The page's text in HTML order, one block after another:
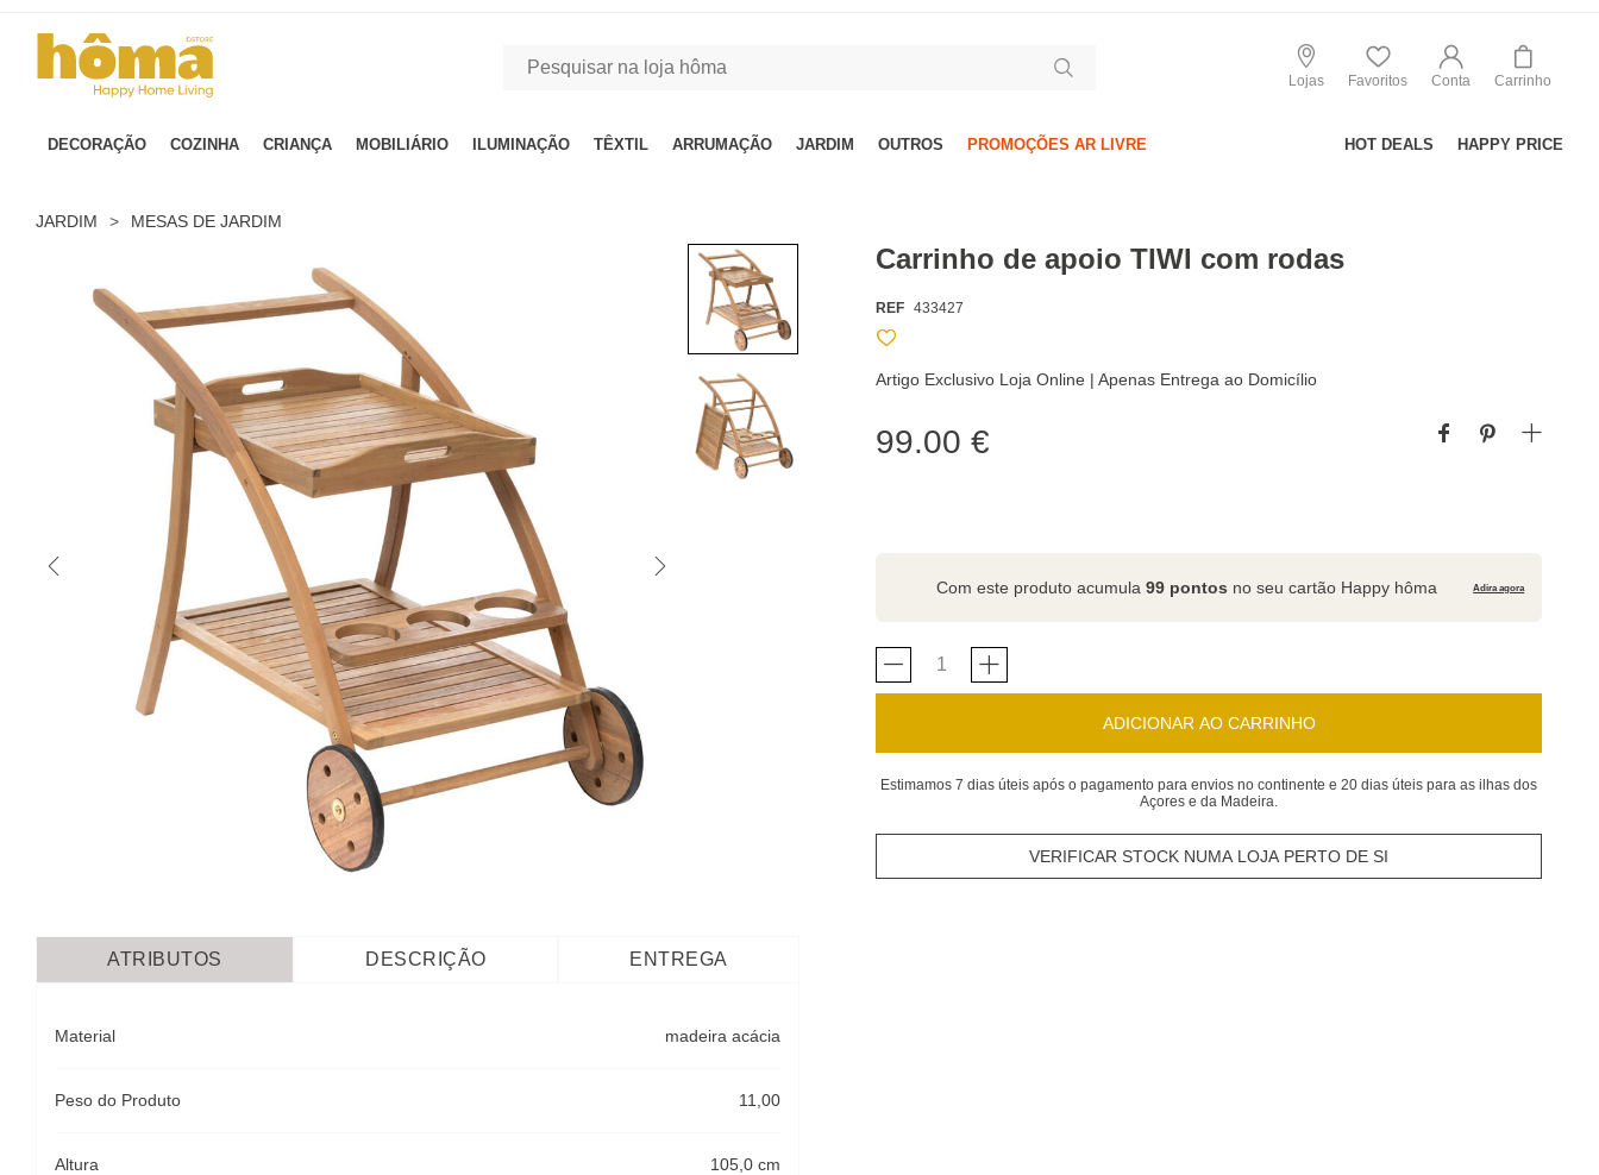
Lojas Favoritos Conta Carrinho
DECORAÇÃO COZINHA CRIANÇA MOBILIÁRIO ILUMINAÇÃO TÊXTIL ARRUMAÇÃO JARDIM OUTROS PROMOÇÕES AR LIVRE HOT DEALS HAPPY PRICE
JARDIM > MESAS DE JARDIM
Carrinho de apoio TIWI com rodas
REF 433427
Artigo Exclusivo Loja Online | Apenas Entrega ao Domicílio
99.00 €
Com este produto acumula99 pontos no seu cartão Happy hôma Adira agora
ADICIONAR AO CARRINHO
Estimamos 7 dias úteis após o pagamento para envios no continente e 20 dias úteis para as ilhas dos
Açores e da Madeira.
VERIFICAR STOCK NUMA LOJA PERTO DE SI
ATRIBUTOS DESCRIÇÃO ENTREGA
Material madeira acácia
Peso do Produto 11,00
Altura 105,0 cm